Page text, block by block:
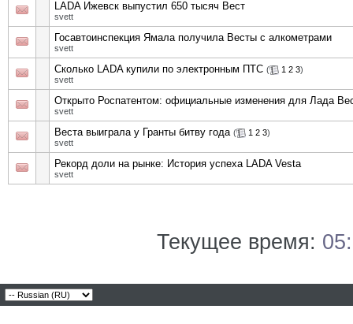
LADA Ижевск выпустил 650 тысяч Вест
svett
Госавтоинспекция Ямала получила Весты с алкометрами
svett
Сколько LADA купили по электронным ПТС ( 1 2 3)
svett
Открыто Роспатентом: официальные изменения для Лада
svett
Веста выиграла у Гранты битву года ( 1 2 3)
svett
Рекорд доли на рынке: История успеха LADA Vesta
svett
Текущее время: